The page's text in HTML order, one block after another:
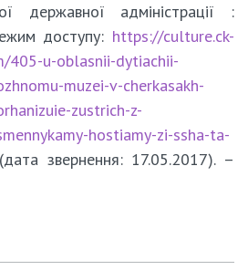
державної адміністрації :
доступу: https://culture.ck-
405-u-oblasnii-dytiachii-
muzei-v-cherkasakh-
zustrich-z-
hostiamy-zi-ssha-ta-
звернення: 17.05.2017). –